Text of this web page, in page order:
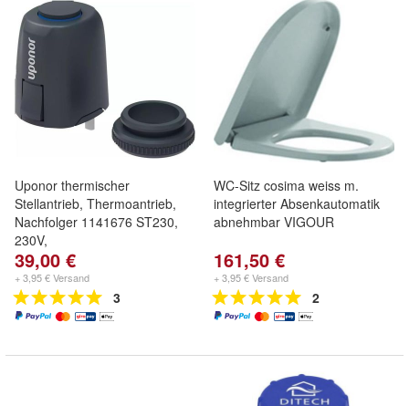
Uponor thermischer
Stellantrieb, Thermoantrieb,
Nachfolger 1141676 ST230,
230V,
39,00 €
+ 3,95 € Versand
3
WC-Sitz cosima weiss m.
integrierter Absenkautomatik
abnehmbar VIGOUR
161,50 €
+ 3,95 € Versand
2